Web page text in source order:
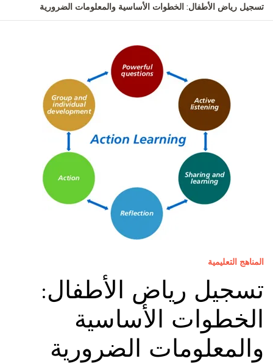
تسجيل رياض الأطفال: الخطوات الأساسية والمعلومات الضرورية
المناهج التعليمية
تسجيل رياض الأطفال:
الخطوات الأساسية
والمعلومات الضرورية